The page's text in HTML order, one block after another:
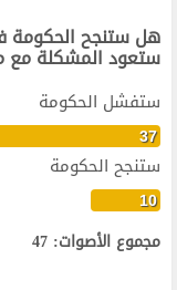
هل ستنجح الحكومة
ستعود المشكلة مع
ستفشل الحكومة
37
ستنجح الحكومة
10
مجموع الأصوات: 47